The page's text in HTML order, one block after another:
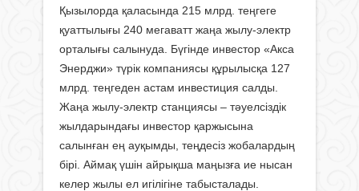
Қызылорда қаласында 215 млрд. теңгеге
қуаттылығы 240 мегаватт жаңа жылу-электр
орталығы салынуда. Бүгінде инвестор «Акса
Энерджи» түрік компаниясы құрылысқа 127
млрд. теңгеден астам инвестиция салды.
Жаңа жылу-электр станциясы – тәуелсіздік
жылдарындағы инвестор қаржысына
салынған ең ауқымды, теңдесіз жобалардың
бірі. Аймақ үшін айрықша маңызға ие нысан
келер жылы ел игілігіне табысталады.